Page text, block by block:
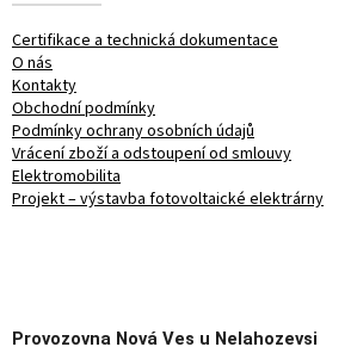
Certifikace a technická dokumentace
O nás
Kontakty
Obchodní podmínky
Podmínky ochrany osobních údajů
Vrácení zboží a odstoupení od smlouvy
Elektromobilita
Projekt – výstavba fotovoltaické elektrárny
Provozovna Nová Ves u Nelahozevsi